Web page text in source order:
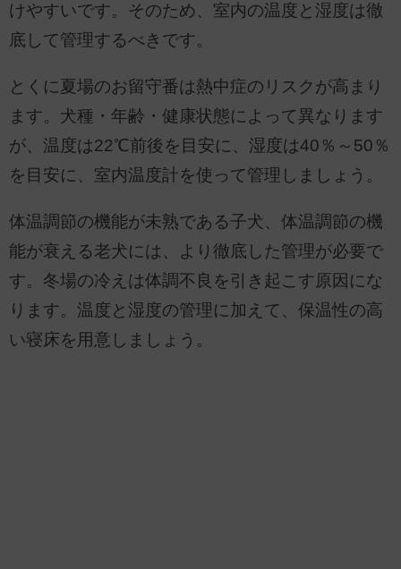
けやすいです。そのため、室内の温度と湿度は徹
底して管理するべきです。
とくに夏場のお留守番は熱中症のリスクが高まり
ます。犬種・年齢・健康状態によって異なります
が、温度は22℃前後を目安に、湿度は40％～50％
を目安に、室内温度計を使って管理しましょう。
体温調節の機能が未熟である子犬、体温調節の機
能が衰える老犬には、より徹底した管理が必要で
す。冬場の冷えは体調不良を引き起こす原因にな
ります。温度と湿度の管理に加えて、保温性の高
い寝床を用意しましょう。